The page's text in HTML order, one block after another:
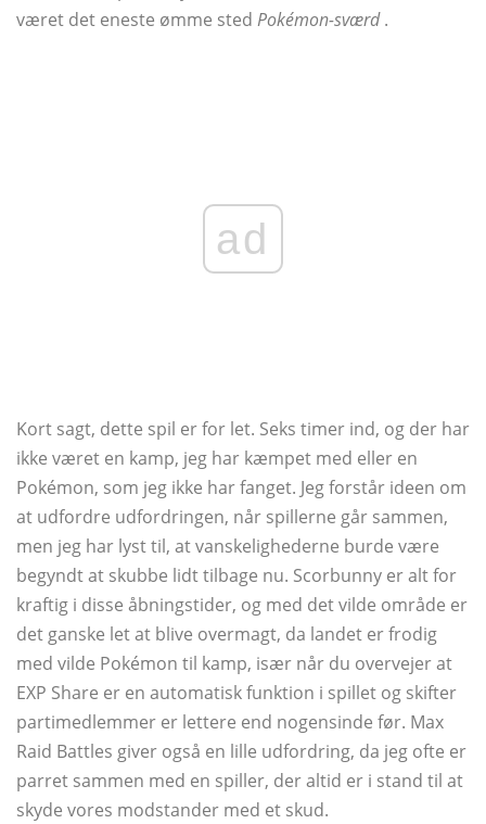
været det eneste ømme sted Pokémon-sværd.
ad
Kort sagt, dette spil er for let. Seks timer ind, og der har
ikke været en kamp, ​​jeg har kæmpet med eller en
Pokémon, som jeg ikke har fanget. Jeg forstår ideen om
at udfordre udfordringen, når spillerne går sammen,
men jeg har lyst til, at vanskelighederne burde være
begyndt at skubbe lidt tilbage nu. Scorbunny er alt for
kraftig i disse åbningstider, og med det vilde område er
det ganske let at blive overmagt, da landet er frodig
med vilde Pokémon til kamp, ​​især når du overvejer at
EXP Share er en automatisk funktion i spillet og skifter
partimedlemmer er lettere end nogensinde før. Max
Raid Battles giver også en lille udfordring, da jeg ofte er
parret sammen med en spiller, der altid er i stand til at
skyde vores modstander med et skud.